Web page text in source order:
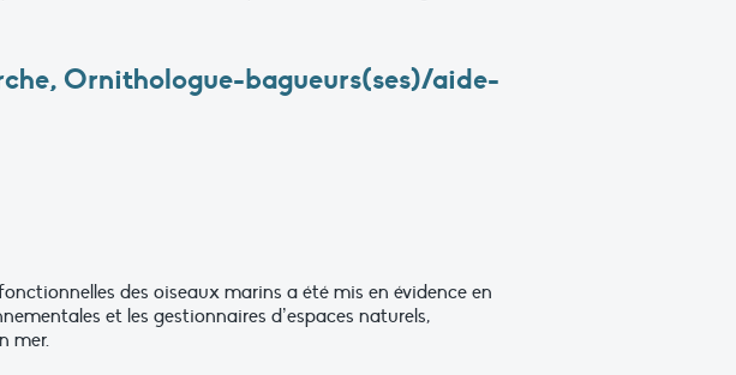
Ornithologue-bagueurs(ses)/aide-
des oiseaux marins a été mis en évidence en
et les gestionnaires d’espaces naturels,
mer.